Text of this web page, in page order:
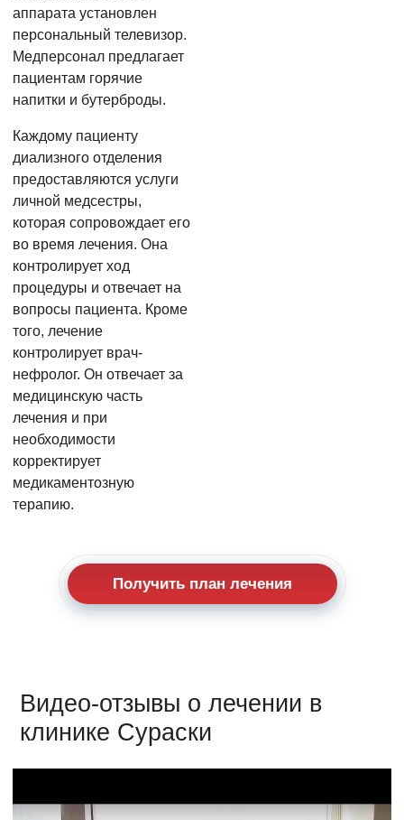
аппарата установлен
персональный телевизор.
Медперсонал предлагает
пациентам горячие
напитки и бутерброды.
Каждому пациенту
диализного отделения
предоставляются услуги
личной медсестры,
которая сопровождает его
во время лечения. Она
контролирует ход
процедуры и отвечает на
вопросы пациента. Кроме
того, лечение
контролирует врач-
нефролог. Он отвечает за
медицинскую часть
лечения и при
необходимости
корректирует
медикаментозную
терапию.
Получить план лечения
Видео-отзывы о лечении в
клинике Сураски